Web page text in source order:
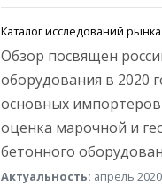
Каталог исследований рынка
Обзор посвящен
оборудования в 2020
основных
оценка марочной и
бетонного
Актуальность: апрель 2020